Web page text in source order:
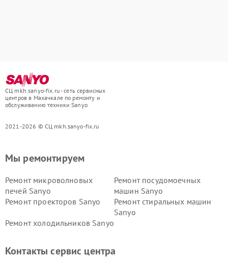
СЦ mkh.sanyo-fix.ru - сеть сервисных
центров в Махачкале по ремонту и
обслуживанию техники Sanyo
2021-2026 © СЦ mkh.sanyo-fix.ru
Мы ремонтируем
Ремонт микроволновых
печей Sanyo
Ремонт посудомоечных
машин Sanyo
Ремонт проекторов Sanyo
Ремонт стиральных машин
Sanyo
Ремонт холодильников Sanyo
Контакты сервис центра